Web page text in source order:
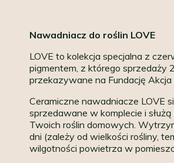
Nawadniacz do roślin LOVE
LOVE to kolekcja specjalna z
pigmentem, z którego sprzedaży
przekazywane na Fundację Akcja
Ceramiczne nawadniacze LOVE
sprzedawane w komplecie i służą
Twoich roślin domowych.
dni (zależy od wielkości rośliny,
wilgotności powietrza w